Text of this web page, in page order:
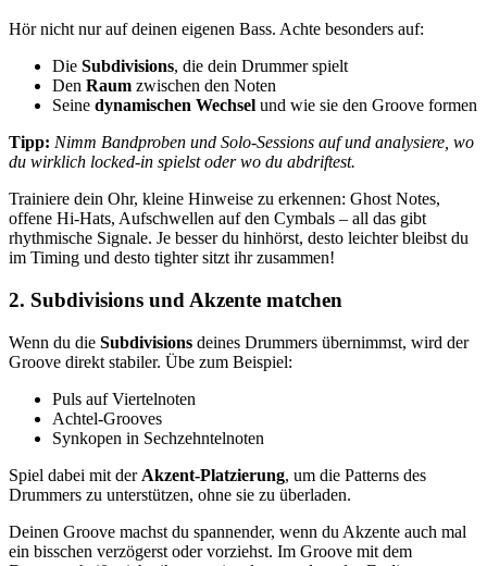
Hör nicht nur auf deinen eigenen Bass. Achte besonders auf:
Die Subdivisions, die dein Drummer spielt
Den Raum zwischen den Noten
Seine dynamischen Wechsel und wie sie den Groove formen
Tipp: Nimm Bandproben und Solo-Sessions auf und analysiere, wo
du wirklich locked-in spielst oder wo du abdriftest.
Trainiere dein Ohr, kleine Hinweise zu erkennen: Ghost Notes,
offene Hi-Hats, Aufschwellen auf den Cymbals – all das gibt
rhythmische Signale. Je besser du hinhörst, desto leichter bleibst du
im Timing und desto tighter sitzt ihr zusammen!
2. Subdivisions und Akzente matchen
Wenn du die Subdivisions deines Drummers übernimmst, wird der
Groove direkt stabiler. Übe zum Beispiel:
Puls auf Viertelnoten
Achtel-Grooves
Synkopen in Sechzehntelnoten
Spiel dabei mit der Akzent-Platzierung, um die Patterns des
Drummers zu unterstützen, ohne sie zu überladen.
Deinen Groove machst du spannender, wenn du Akzente auch mal
ein bisschen verzögerst oder vorziehst. Im Groove mit dem